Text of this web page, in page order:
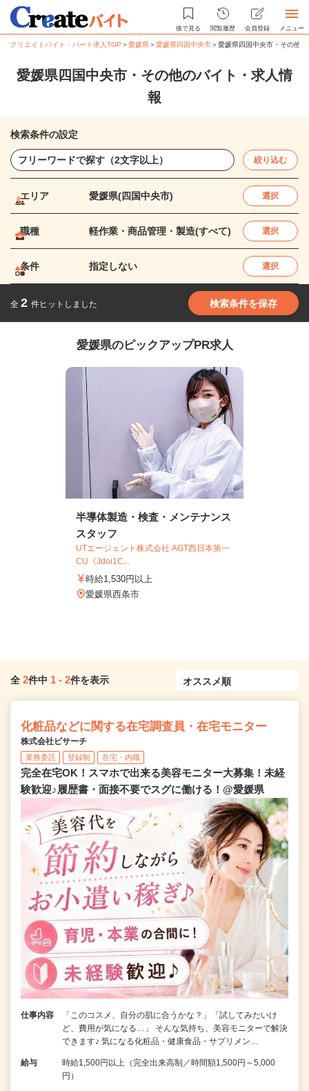
後で見る 閲覧履歴 会員登録 メニュー
クリエイトバイト・パート求人TOP ＞愛媛県＞愛媛県四国中央市＞愛媛県四国中央市・その他
愛媛県四国中央市・その他のバイト・求人情
報
検索条件の設定
絞り込む
エリア 愛媛県(四国中央市) 選択
職種 軽作業・商品管理・製造(すべて) 選択
条件 指定しない 選択
全 2 件ヒットしました 検索条件を保存
愛媛県のピックアップPR求人
半導体製造・検査・メンテナンス
スタッフ
UTエージェント株式会社 AGT西日本第一
CU《Jdoi1C...
時給1,530円以上
愛媛県西条市
全 2件中 1 - 2件を表示
化粧品などに関する在宅調査員・在宅モニター
株式会社ビサーチ
業務委託 登録制 在宅・内職
完全在宅OK！スマホで出来る美容モニター大募集！未経
験歓迎♪履歴書・面接不要でスグに働ける！@愛媛県
仕事内容
「このコスメ、自分の肌に合うかな？」「試してみたいけ
ど、費用が気になる…」 そんな気持ち、美容モニターで解決
できます♪ 気になる化粧品・健康食品・サプリメン…
給与
時給1,500円以上（完全出来高制／時間額1,500円～5,000
円）